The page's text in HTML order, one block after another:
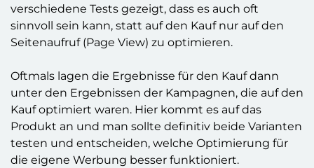
verschiedene Tests gezeigt, dass es auch oft
sinnvoll sein kann, statt auf den Kauf nur auf den
Seitenaufruf (Page View) zu optimieren.
Oftmals lagen die Ergebnisse für den Kauf dann
unter den Ergebnissen der Kampagnen, die auf den
Kauf optimiert waren. Hier kommt es auf das
Produkt an und man sollte definitiv beide Varianten
testen und entscheiden, welche Optimierung für
die eigene Werbung besser funktioniert.